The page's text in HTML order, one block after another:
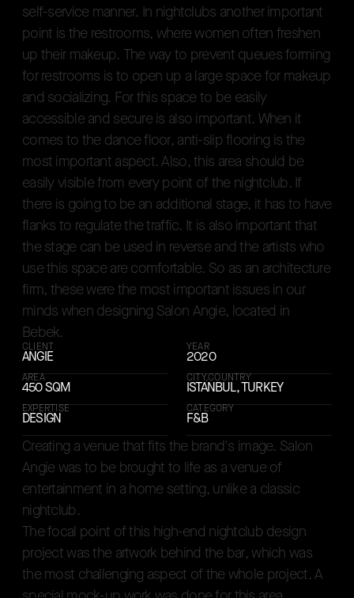
sef-service manner. n nightc ubs another important
point is the restrooms, where women often freshen
up their makeup. The way to prevent queues forming
for restrooms is to open up a arge space for makeup
and socia izing. For this space to be easily
accessib e and secure is a so important. When it
comes to the dance f oor, anti-sip f ooring is the
most important aspect. A so, this area shou d be
easily visib e from every point of the nightc ub. If
there is going to be an additiona stage, it has to have
f anks to regu ate the traffic. It is also important that
the stage can be used in reverse and the artists who
use this space are comfortable. So as an architecture
firm, these were the most important issues in our
minds when designing Sa on Angie, ocated in
Bebek.
CLIENT
ANGIE
AREA
450 SQM
EXPERTISE
DESIGN
YEAR
2020
CITY,COUNTRY
ISTANBUL, TURKEY
CATEGORY
F&B
Creating a venue that fits the brand's image. Sa on
Angie was to be brought to ife as a venue of
entertainment in a home setting, unlike a cassic
nightc ub.Creating a venue that fits the brand's image.
The foca point of this high-end nightclub design
project was the artwork behind the bar, which was
the most cha enging aspect of the who e project. A